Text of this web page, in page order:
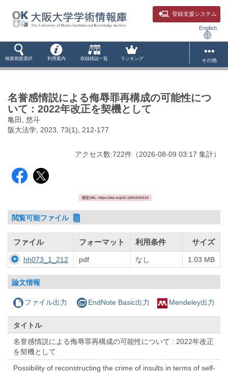
登録支援システム
English
検索画面選択 利用案内 収録雑誌一覧 ランキング その他
名誉感情説による侮辱罪再構成の可能性につ
いて : 2022年改正を契機として
亀田, 悠斗
阪大法学, 2023, 73(1), 212-177
アクセス数:722件 （2026-08-09 03:17 集計）
固定URL: https://doi.org/10.18910/91510
閲覧可能ファイル
ファイル フォーマット 利用条件 サイズ
hh073_1_212 pdf なし 1.03 MB
論文情報
ファイル出力 EndNote Basic出力 Mendeley出力
タイトル
名誉感情説による侮辱罪再構成の可能性について : 2022年改正
を契機として
Possibility of reconstructing the crime of insults in terms of self-